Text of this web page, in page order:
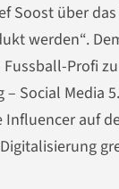
Soost über
werden“.
Fussball-Profi
Social Media
auf